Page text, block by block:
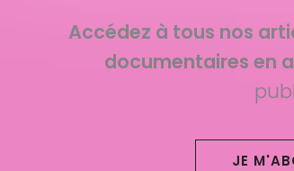
Accédez à tous nos
documentaires en
JE